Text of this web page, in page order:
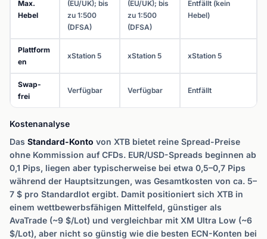
Max.
Hebel
(EU/UK); bis
zu 1:500
(DFSA)
(EU/UK); bis
zu 1:500
(DFSA)
Entfällt (kein
Hebel)
Plattform
en
xStation 5 xStation 5 xStation 5
Swap-
frei
Verfügbar Verfügbar Entfällt
Kostenanalyse
Das Standard-Konto von XTB bietet reine Spread-Preise
ohne Kommission auf CFDs. EUR/USD-Spreads beginnen ab
0,1 Pips, liegen aber typischerweise bei etwa 0,5–0,7 Pips
während der Hauptsitzungen, was Gesamtkosten von ca. 5–
7 $ pro Standardlot ergibt. Damit positioniert sich XTB in
einem wettbewerbsfähigen Mittelfeld, günstiger als
AvaTrade (~9 $/Lot) und vergleichbar mit XM Ultra Low (~6
$/Lot), aber nicht so günstig wie die besten ECN-Konten bei